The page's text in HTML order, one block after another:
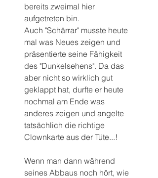
bereits zweimal hier
aufgetreten bin.
Auch "Schärrar" musste heute
mal was Neues zeigen und
präsentierte seine Fähigkeit
des "Dunkelsehens". Da das
aber nicht so wirklich gut
geklappt hat, durfte er heute
nochmal am Ende was
anderes zeigen und angelte
tatsächlich die richtige
Clownkarte aus der Tüte...!
Wenn man dann während
seines Abbaus noch hört, wie